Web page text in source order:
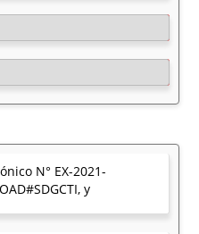
N° EX-2021-
y